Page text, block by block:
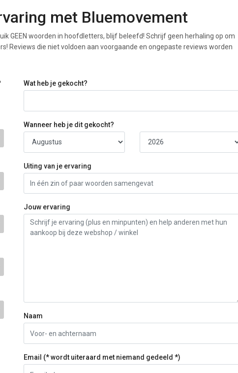
met Bluemovement
GEEN woorden in hoofdletters, blijf beleefd! Schrijf geen herhaling op om
Reviews die niet voldoen aan voorgaande en ongepaste reviews worden
Wat heb je gekocht?
Wanneer heb je dit gekocht?
Uiting van je ervaring
Jouw ervaring
Naam
Email (* wordt uiteraard met niemand gedeeld *)